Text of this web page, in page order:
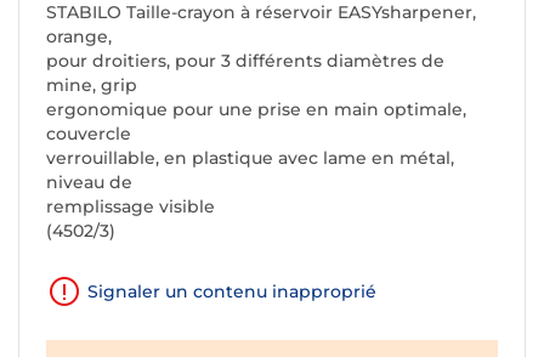
STABILO Taille-crayon à réservoir EASYsharpener,
orange,
pour droitiers, pour 3 différents diamètres de
mine, grip
ergonomique pour une prise en main optimale,
couvercle
verrouillable, en plastique avec lame en métal,
niveau de
remplissage visible
(4502/3)
Signaler un contenu inapproprié